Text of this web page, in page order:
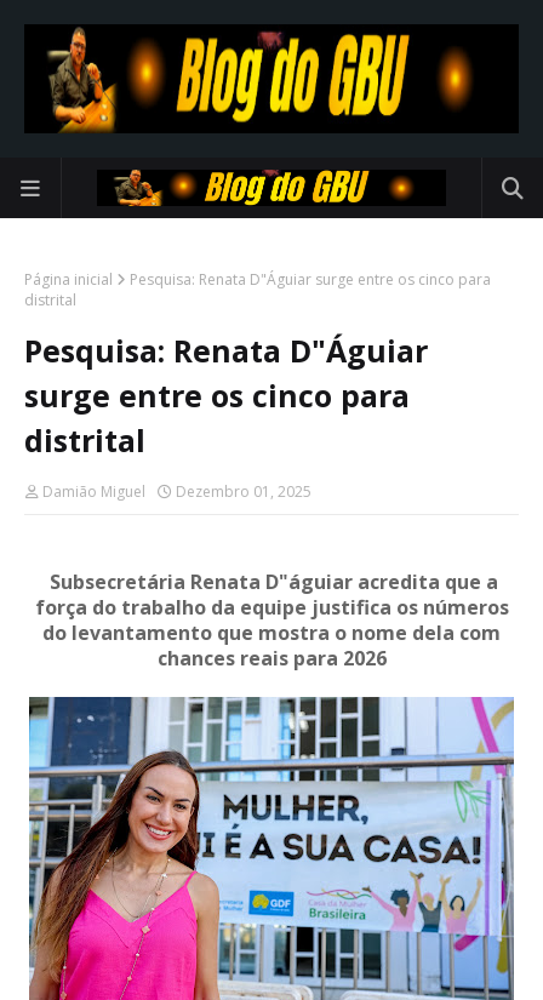
Página inicial
Pesquisa: Renata D"Águiar surge entre os cinco para
distrital
Pesquisa: Renata D"Águiar
surge entre os cinco para
distrital
Damião Miguel Dezembro 01, 2025
Subsecretária Renata D"águiar acredita que a
força do trabalho da equipe justifica os números
do levantamento que mostra o nome dela com
chances reais para 2026